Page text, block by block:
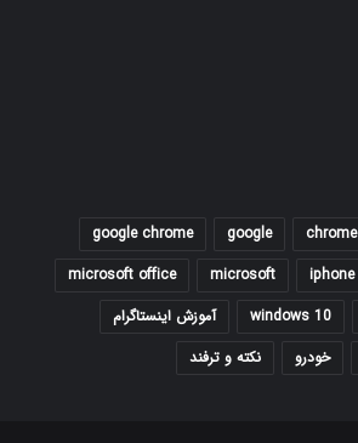
chrome
google
google chrome
iphone
microsoft
microsoft office
windows 10
آموزش اینستاگرام
خودرو نکته و ترفند